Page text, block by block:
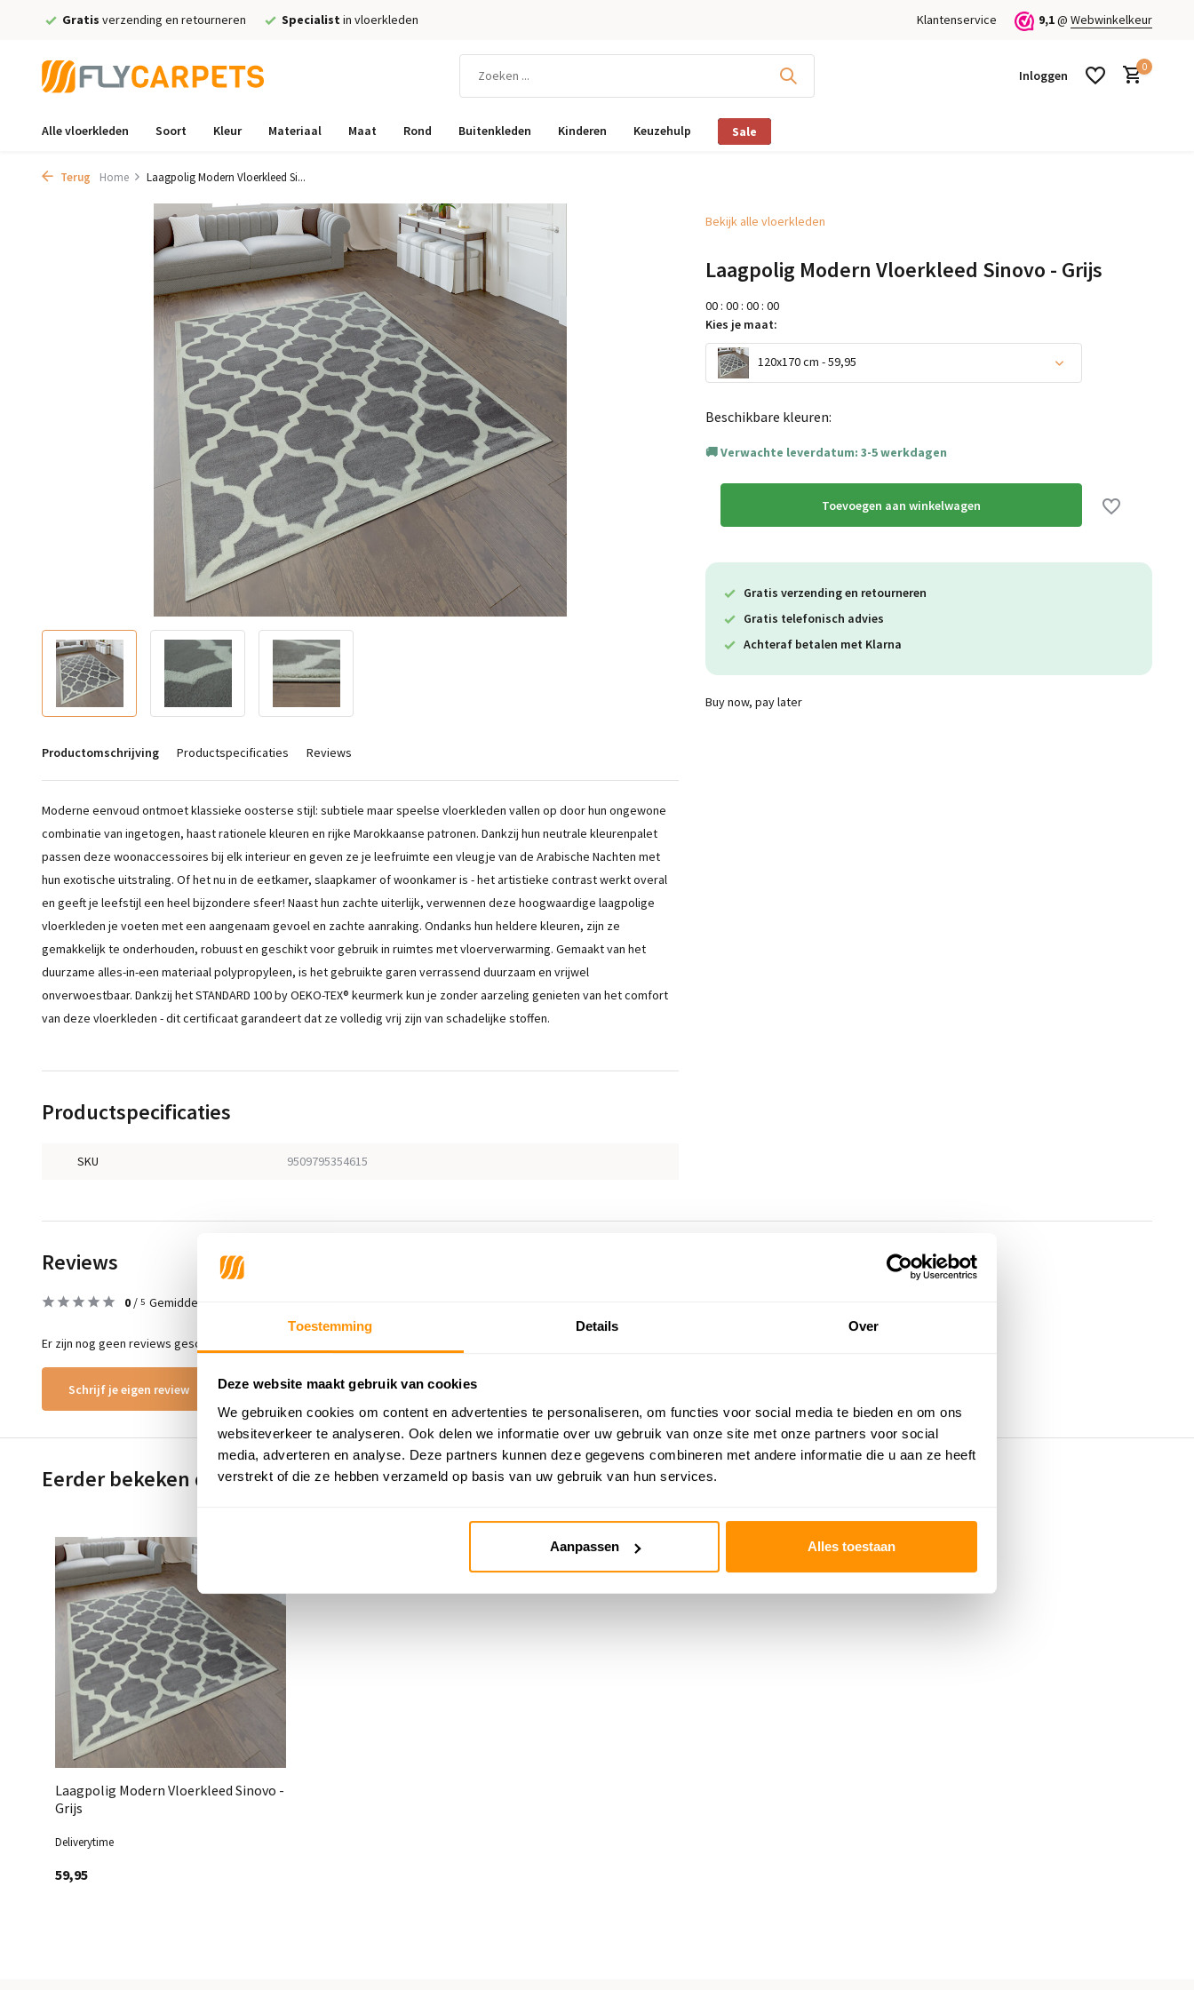
Toestemming Details Over
Deze website maakt gebruik van cookies
We gebruiken cookies om content en advertenties te personaliseren, om functies voor social media te bieden en om ons
websiteverkeer te analyseren. Ook delen we informatie over uw gebruik van onze site met onze partners voor social
media, adverteren en analyse. Deze partners kunnen deze gegevens combineren met andere informatie die u aan ze heeft
verstrekt of die ze hebben verzameld op basis van uw gebruik van hun services.
Aanpassen Alles toestaan
Gratis verzending en retourneren Specialist in vloerkleden Klantenservice 9,1@ Webwinkelkeur
Inloggen
0
Alle vloerkleden Soort Kleur Materiaal Maat Rond Buitenkleden Kinderen Keuzehulp Sale
Terug Home Laagpolig Modern Vloerkleed Si...
Productomschrijving Productspecificaties Reviews
Moderne eenvoud ontmoet klassieke oosterse stijl: subtiele maar speelse vloerkleden vallen op door hun ongewone
combinatie van ingetogen, haast rationele kleuren en rijke Marokkaanse patronen. Dankzij hun neutrale kleurenpalet
passen deze woonaccessoires bij elk interieur en geven ze je leefruimte een vleugje van de Arabische Nachten met
hun exotische uitstraling. Of het nu in de eetkamer, slaapkamer of woonkamer is - het artistieke contrast werkt overal
en geeft je leefstijl een heel bijzondere sfeer! Naast hun zachte uiterlijk, verwennen deze hoogwaardige laagpolige
vloerkleden je voeten met een aangenaam gevoel en zachte aanraking. Ondanks hun heldere kleuren, zijn ze
gemakkelijk te onderhouden, robuust en geschikt voor gebruik in ruimtes met vloerverwarming. Gemaakt van het
duurzame alles-in-een materiaal polypropyleen, is het gebruikte garen verrassend duurzaam en vrijwel
onverwoestbaar. Dankzij het STANDARD 100 by OEKO-TEX® keurmerk kun je zonder aarzeling genieten van het comfort
van deze vloerkleden - dit certificaat garandeert dat ze volledig vrij zijn van schadelijke stoffen.
Productspecificaties
SKU 9509795354615
Bekijk alle vloerkleden
Laagpolig Modern Vloerkleed Sinovo - Grijs
00: 00: 00: 00
Kies je maat:
120x170 cm - 59,95
Beschikbare kleuren:
Verwachte leverdatum: 3-5 werkdagen
Toevoegen aan winkelwagen
Buy now, pay later
Gratis verzending en retourneren
Gratis telefonisch advies
Achteraf betalen met Klarna
Reviews
0 / 5 Gemiddelde uit 0 beoordelingen
Er zijn nog geen reviews geschreven over dit product..
Schrijf je eigen review
Eerder bekeken door jou
Laagpolig Modern Vloerkleed Sinovo -
Grijs
Deliverytime
59,95